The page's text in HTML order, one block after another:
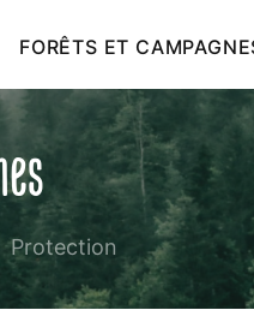
FORÊTS ET
Protection